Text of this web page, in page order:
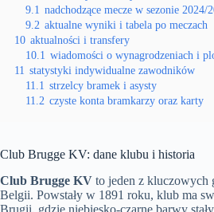
9.1 nadchodzące mecze w sezonie 2024/
9.2 aktualne wyniki i tabela po meczach
10 aktualności i transfery
10.1 wiadomości o wynagrodzeniach i
11 statystyki indywidualne zawodników
11.1 strzelcy bramek i asysty
11.2 czyste konta bramkarzy oraz karty
Club Brugge KV: dane klubu i historia
Club Brugge KV to jeden z kluczowych
Belgii. Powstały w 1891 roku, klub ma
Brugii, gdzie niebiesko-czarne barwy